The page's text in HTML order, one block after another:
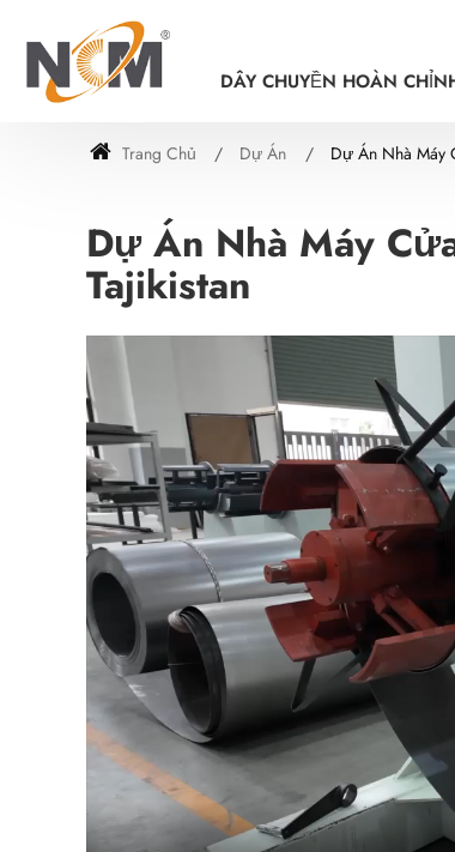
DÂY CHUYỀN HOÀN
Trang Chủ Dự Án Dự Án Nhà Máy
Dự Án Nhà Máy
Tajikistan